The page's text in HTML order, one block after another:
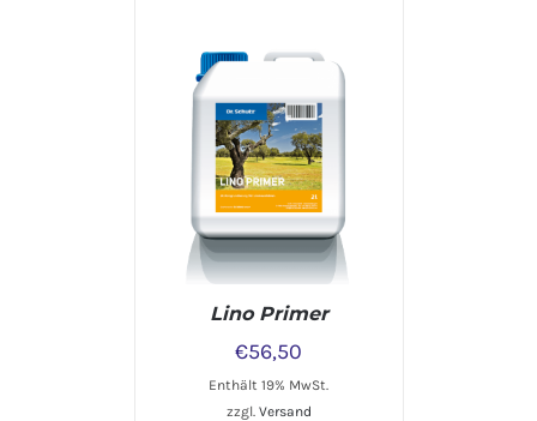
Lino Primer
€56,50
Enthält 19% MwSt.
zzgl. Versand